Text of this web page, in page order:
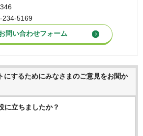
234-5169
にするためにみなさまのご意見をお聞か
に立ちましたか？